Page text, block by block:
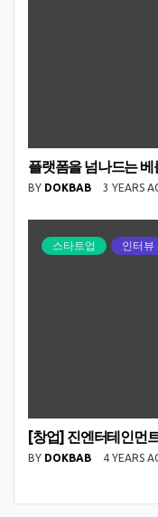
플랫폼을 넘나드는 베
BY DOKBAB 3 YEARS
스타트업 인터뷰
[창업] 진엔터테인먼
BY DOKBAB 4 YEARS